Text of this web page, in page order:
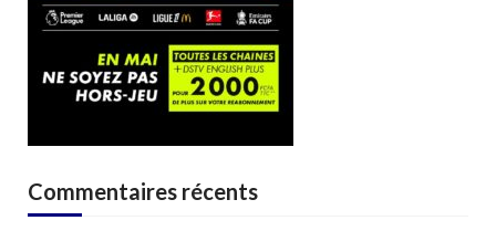
Commentaires récents